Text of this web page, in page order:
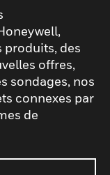
produits, des
offres,
sondages, nos
connexes par
de